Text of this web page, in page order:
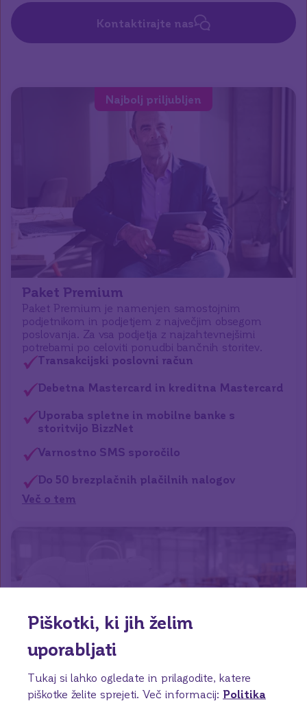
Kontaktirajte nas
Paket Premium
Paket Premium je namenjen samostojnim
podjetnikom in podjetjem z največjim obsegom
poslovanja. Za vsa podjetja z najzahtevnejšimi
potrebami po celoviti ponudbi bančnih storitev.
Transakcijski poslovni račun
Debetna Mastercard in kreditna Mastercard
Uporaba spletne in mobilne banke s
storitvijo BizzNet
Varnostno SMS sporočilo
Do 50 brezplačnih plačilnih nalogov
Več o tem
Najbolj priljubljen
Piškotki, ki jih želim
uporabljati
Tukaj si lahko ogledate in prilagodite, katere
piškotke želite sprejeti. Več informacij: Politika